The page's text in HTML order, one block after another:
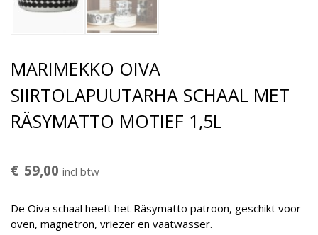
MARIMEKKO OIVA
SIIRTOLAPUUTARHA SCHAAL MET
RÄSYMATTO MOTIEF 1,5L
€ 59,00 incl btw
De Oiva schaal heeft het Räsymatto patroon, geschikt voor
oven, magnetron, vriezer en vaatwasser.